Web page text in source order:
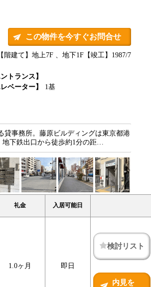
この物件を今すぐお問合せ
【竣工】1987/7
【階建て】地上7F 、地下1F
ントランス】
レベーター】 1基
貸事務所。藤原ビルディングは東京都港
地下鉄出口から徒歩約1分の距…
礼金 入居可能日
1.0ヶ月 即日
検討リスト
内見を